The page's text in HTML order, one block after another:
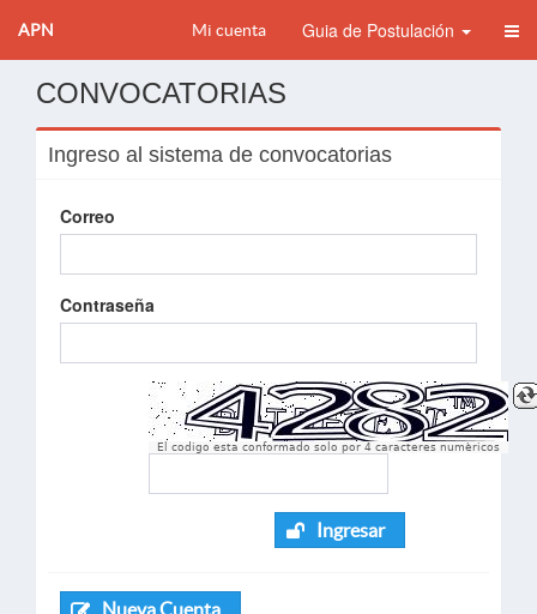
APN Mi cuenta Guia de Postulación
CONVOCATORIAS
Ingreso al sistema de convocatorias
Correo
Contraseña
El codigo esta conformado solo por 4 caracteres numèricos
Ingresar
Nueva Cuenta